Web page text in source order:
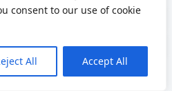
consent to our use of cookie
All Accept All